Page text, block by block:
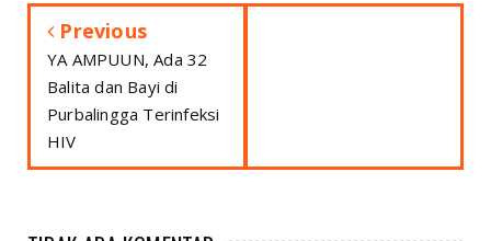
Previous
YA AMPUUN, Ada 32
Balita dan Bayi di
Purbalingga Terinfeksi
HIV